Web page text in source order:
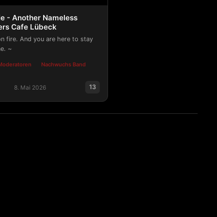
- Another Nameless
Cafe Lübeck
fire. And you are here to stay
~
Nachwuchs Band
8. Mai 2026 13